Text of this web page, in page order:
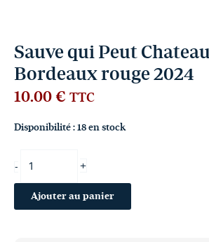
Sauve qui Peut
Bordeaux rouge 2024
10.00 € TTC
Disponibilité : 18 en stock
- +
Ajouter au panier